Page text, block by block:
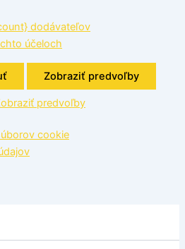
dodávateľov
účeloch
Zobraziť predvoľby
predvoľby
cookie